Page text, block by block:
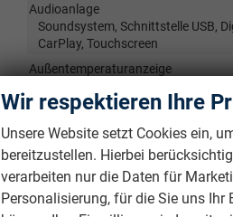
Audioanlage
Soundsystem, Schnittstelle USB,
CarPlay, Touchscreen
Außentemperaturanzeige
Bordcomputer
Volldigitales Kombiinstrument
Wir respektieren Ihre
Unsere Website setzt Cookies ein,
bereitzustellen. Hierbei
verarbeiten nur die Daten für
Personalisierung, für die Sie uns Ihr